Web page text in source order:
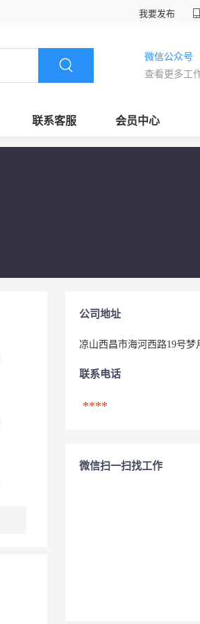
我要发布
微信公众号
查看更多工
联系客服 会员中心
公司地址
凉山西昌市海河西路19号梦
联系电话
****
微信扫一扫找工作